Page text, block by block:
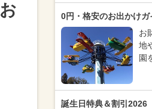
0円・格安のお出かけガ
お
地
園
誕生日特典＆割引2026